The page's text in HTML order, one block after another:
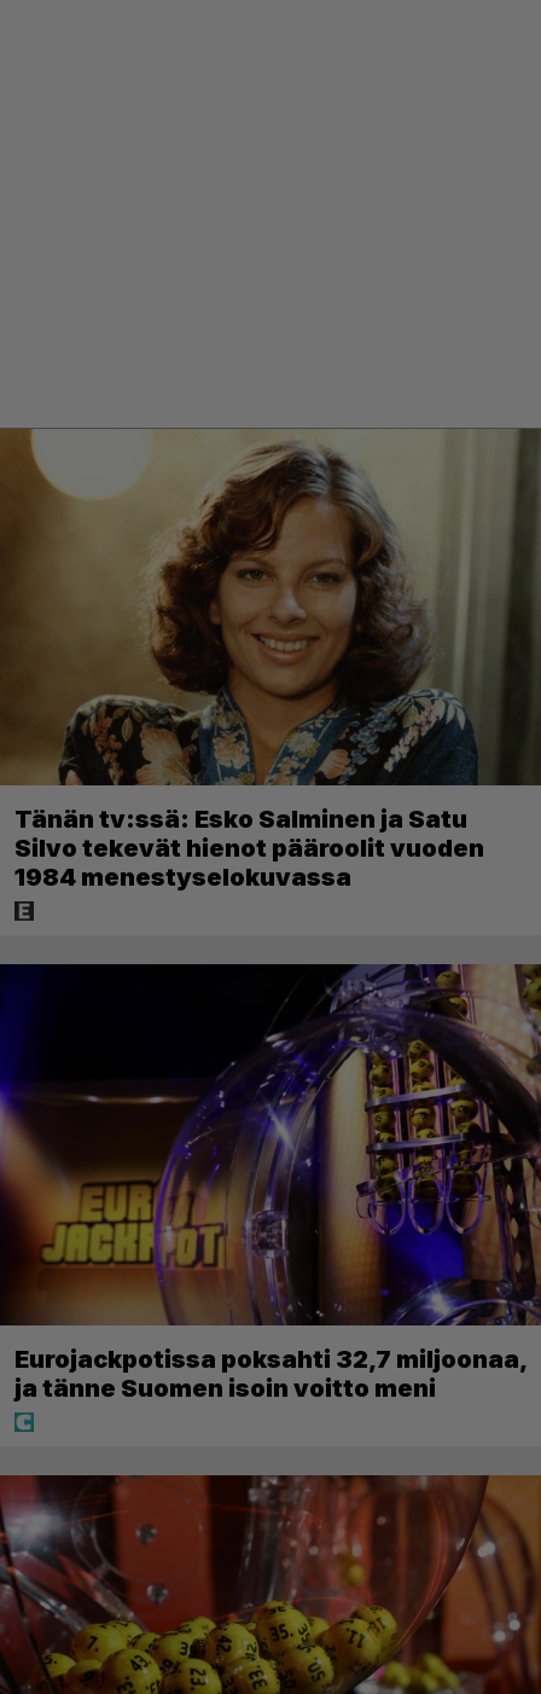
Tänän tv:ssä: Esko Salminen ja Satu
Silvo tekevät hienot pääroolit vuoden
1984 menestyselokuvassa
Eurojackpotissa poksahti 32,7 miljoonaa,
ja tänne Suomen isoin voitto meni